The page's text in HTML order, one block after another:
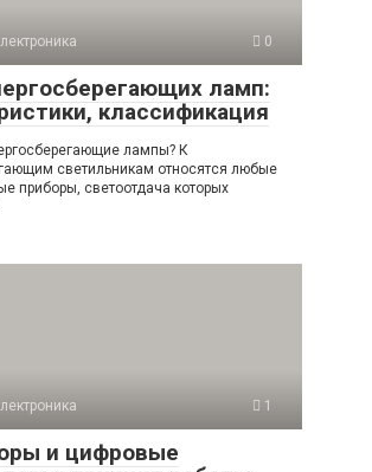
0
ламп:
классификация
лампы? К
светильникам относятся любые
приборы, светоотдача которых
1
и цифровые